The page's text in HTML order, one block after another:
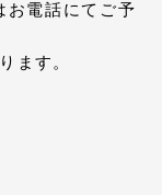
お電話にてご予
ます。